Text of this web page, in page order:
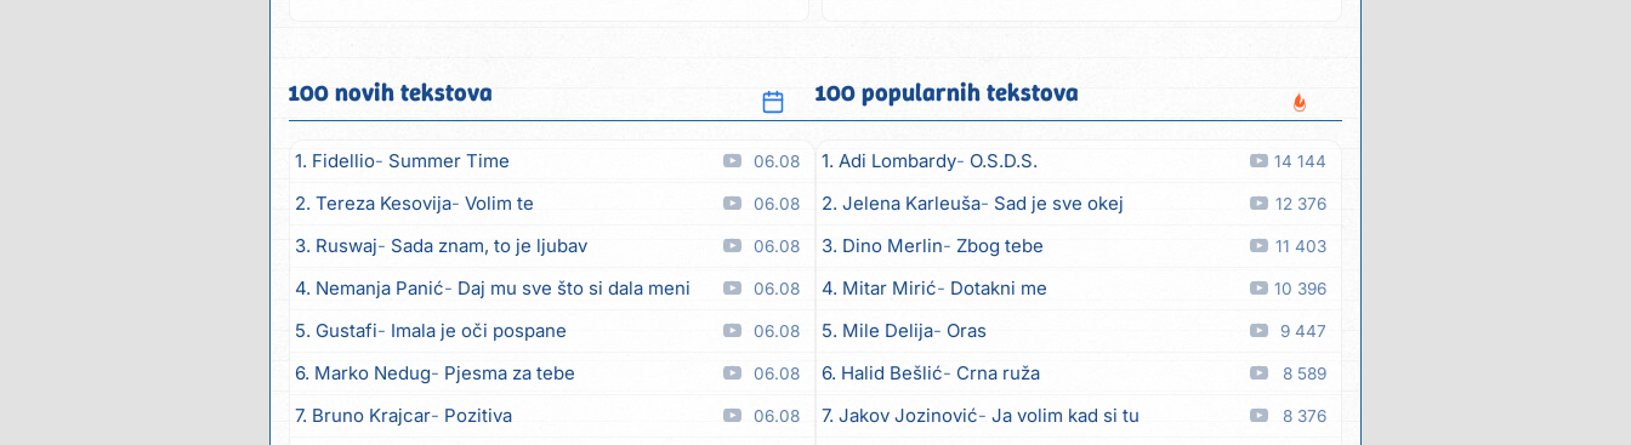
100 novih tekstova
1. Fidellio Summer Time 06.08
2. Tereza Kesovija Volim te 06.08
3. Ruswaj Sada znam, to je ljubav 06.08
4. Nemanja Panić Daj mu sve što si dala meni 06.08
5. Gustafi Imala je oči pospane 06.08
6. Marko Nedug Pjesma za tebe 06.08
7. Bruno Krajcar Pozitiva 06.08
100 popularnih tekstova
1. Adi Lombardy O.S.D.S. 14 144
2. Jelena Karleuša Sad je sve okej 12 376
3. Dino Merlin Zbog tebe 11 403
4. Mitar Mirić Dotakni me 10 396
5. Mile Delija Oras 9 447
6. Halid Bešlić Crna ruža 8 589
7. Jakov Jozinović Ja volim kad si tu 8 376